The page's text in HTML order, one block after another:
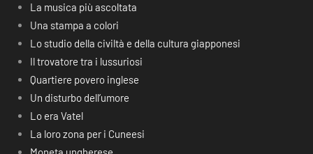
La musica più ascoltata
Una stampa a colori
Lo studio della civiltà e della cultura giapponesi
Il trovatore tra i lussuriosi
Quartiere povero inglese
Un disturbo dell’umore
Lo era Vatel
La loro zona per i Cuneesi